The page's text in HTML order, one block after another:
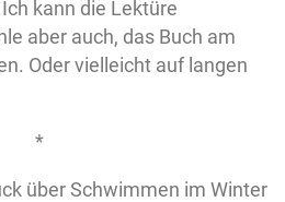
kann die Lektüre
aber auch, das Buch am
Oder vielleicht auf langen
*
über Schwimmen im Winter